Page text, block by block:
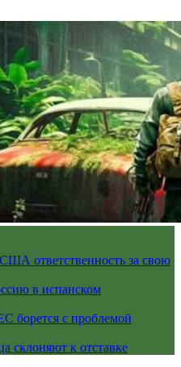
ответственность за свою
в испанском
борется с проблемой
склоняют к отставке